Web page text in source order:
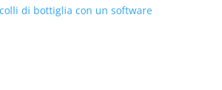
di bottiglia con un software